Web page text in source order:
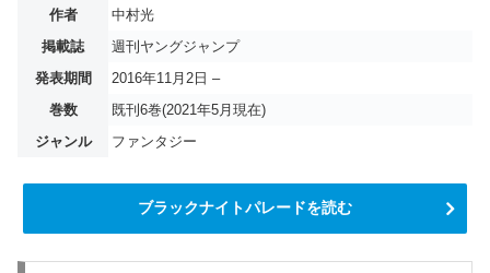
作者
中村光
掲載誌
週刊ヤングジャンプ
発表期間
2016年11月2日 –
巻数
既刊6巻(2021年5月現在)
ジャンル
ファンタジー
ブラックナイトパレードを読む